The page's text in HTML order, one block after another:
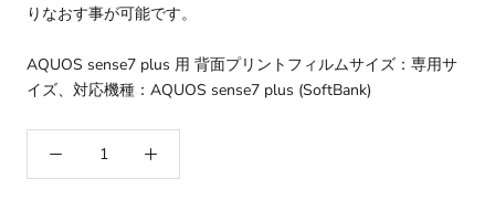
りなおす事が可能です。
AQUOS sense7 plus 用 背面プリントフィルムサイズ：専用サ
イズ、対応機種：AQUOS sense7 plus (SoftBank)